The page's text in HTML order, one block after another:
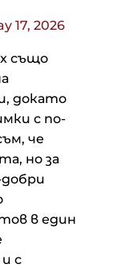
17, 2026
също
докато
с по-
че
но за
в един
с